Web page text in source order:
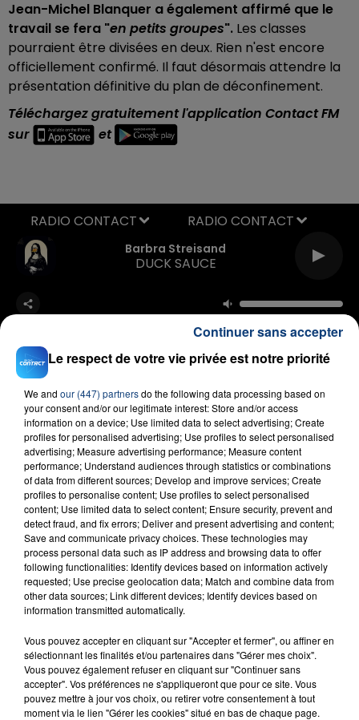
Jean-Michel Blanquer a également affirmé que le
travail se fera "en petits groupes". Les classes
pourraient être divisées en deux. Rien n'est encore
officiellement confirmé. Il faut désormais attendre la
présentation définitive du plan de déconfinement.
Téléchargez gratuitement l'application Contact FM
sur
et
Barbra Streisand
DUCK SAUCE
RADIO CONTACT
FIL D'ACTU
23 juillet 2026
INCENDIE MORTEL À LENS : UNE FEMME ET
SON BÉBÉ ENTRE LA VIE ET LA...
Un homme s'est immolé par le feu après avoir
aspergé sa compagne et leur bébé de trois mois
d'un liquide inflammable.
Le respect de votre vie privée est notre priorité
We and our (447) partnersdo the following data processing based on
your consent and/or our legitimate interest: Store and/or access
information on a device; Use limited data to select advertising; Create
profiles for personalised advertising; Use profiles to select personalised
advertising; Measure advertising performance; Measure content
performance; Understand audiences through statistics or combinations
of data from different sources; Develop and improve services; Create
profiles to personalise content; Use profiles to select personalised
content; Use limited data to select content; Ensure security, prevent and
detect fraud, and fix errors; Deliver and present advertising and content;
Save and communicate privacy choices. These technologies may
process personal data such as IP address and browsing data to offer
following functionalities: Identify devices based on information actively
requested; Use precise geolocation data; Match and combine data from
other data sources; Link different devices; Identify devices based on
information transmitted automatically.
Vous pouvez accepter en cliquant sur "Accepter et fermer", ou affiner en
sélectionnant les finalités et/ou partenaires dans "Gérer mes choix".
Vous pouvez également refuser en cliquant sur "Continuer sans
accepter". Vos préférences ne s'appliqueront que pour ce site. Vous
pouvez mettre à jour vos choix, ou retirer votre consentement à tout
moment via le lien "Gérer les cookies" situé en bas de chaque page.
Continuer sans accepter